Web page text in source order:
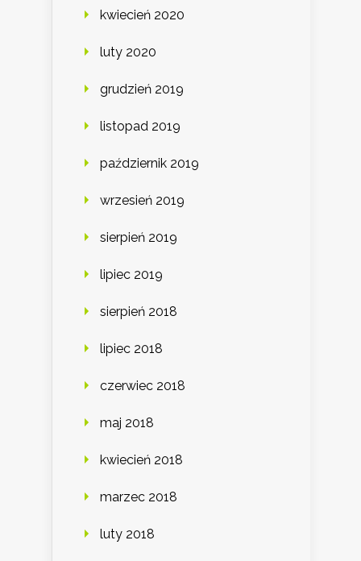
kwiecień 2020
luty 2020
grudzień 2019
listopad 2019
październik 2019
wrzesień 2019
sierpień 2019
lipiec 2019
sierpień 2018
lipiec 2018
czerwiec 2018
maj 2018
kwiecień 2018
marzec 2018
luty 2018